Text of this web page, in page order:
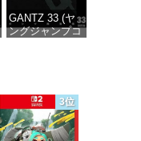
GANTZ 33 (ヤ
ングジャンプコ
3位